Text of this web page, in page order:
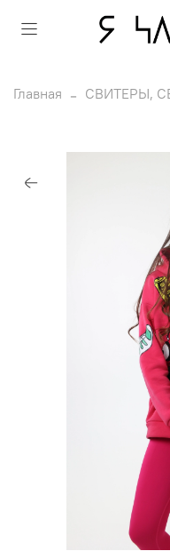
Главная СВИТЕРЫ,